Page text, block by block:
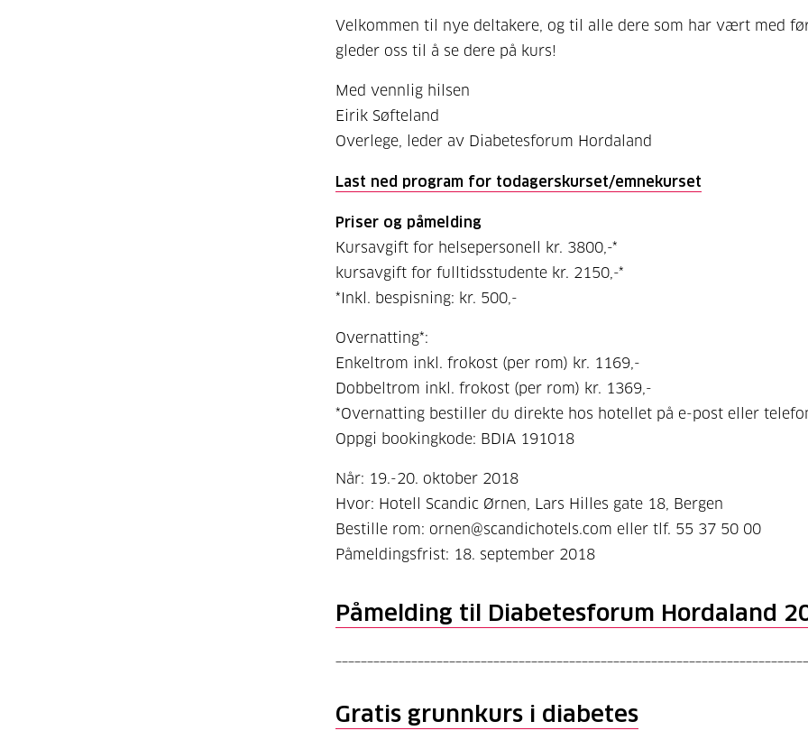
Velkommen til nye deltakere, og til alle dere som har vært med
gleder oss til å se dere på kurs!
Med vennlig hilsen
Eirik Søfteland
Overlege, leder av Diabetesforum Hordaland
Last ned program for todagerskurset/emnekurset
Priser og påmelding
Kursavgift for helsepersonell kr. 3800,-*
kursavgift for fulltidsstudente kr. 2150,-*
*Inkl. bespisning: kr. 500,-
Overnatting*:
Enkeltrom inkl. frokost (per rom) kr. 1169,-
Dobbeltrom inkl. frokost (per rom) kr. 1369,-
*Overnatting bestiller du direkte hos hotellet på e-post eller
Oppgi bookingkode: BDIA 191018
Når: 19.-20. oktober 2018
Hvor: Hotell Scandic Ørnen, Lars Hilles gate 18, Bergen
Bestille rom: ornen@scandichotels.com eller tlf. 55 37 50 00
Påmeldingsfrist: 18. september 2018
Påmelding til Diabetesforum Hordaland
Gratis grunnkurs i diabetes